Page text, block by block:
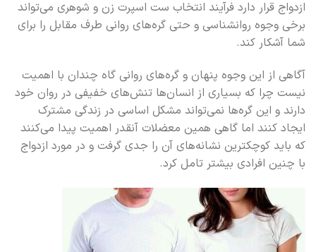
ازدواج قرار دارد فرآیند انتخاب ست اسپرت زن و شوهری می‌تواند
برخی وجوه روانشناسی و حتی گره‌های روانی طرف مقابل را برای
شما آشکار کند.
آگاهی از این وجوه پنهان و گره‌های روانی گاه چندان با اهمیت
نیست چرا که بسیاری از انسان‌ها تنش‌های خفیفی در روان خود
دارند و این گره‌ها نمی‌تواند مشکل اساسی در زندگی مشترک
ایجاد کنند اما گاهی همین معضلات آنقدر اهمیت پیدا می‌کنند
که باید کوچکترین نشانه‌های آن را جدی گرفت و در مورد ازدواج
با چنین افرادی بیشتر تامل کرد.